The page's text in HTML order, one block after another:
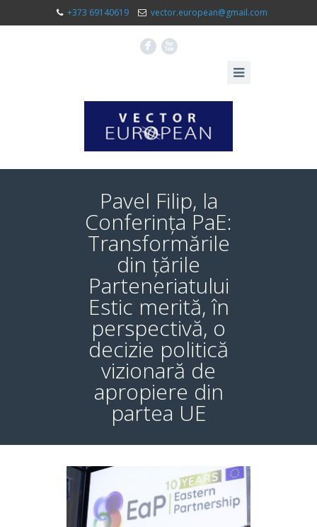
+373 69140619 vector.european@gmail.com
F X
Pavel Filip, la
Conferința PaE:
Transformările
din țările
Parteneriatului
Estic merită, în
perspectivă, o
decizie politică
vizionară de
apropiere din
partea UE